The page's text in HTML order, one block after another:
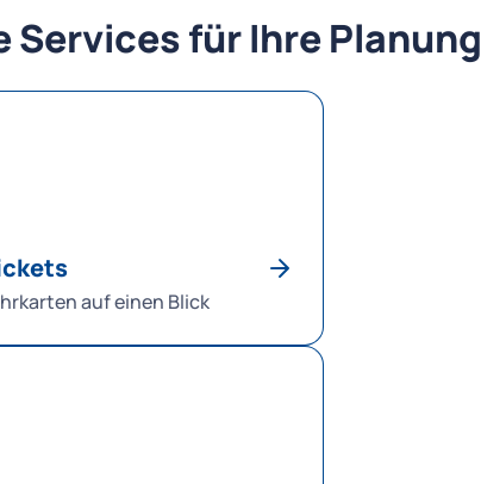
Services für Ihre Planung
auf einen Blick